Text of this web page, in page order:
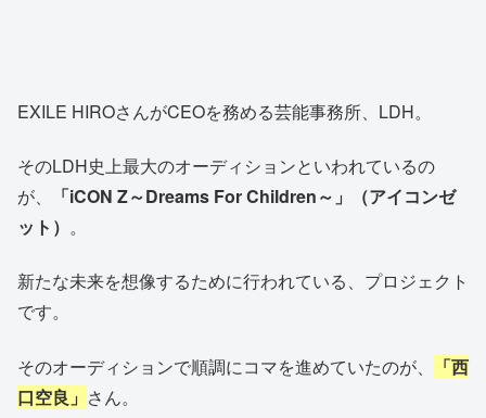
EXILE HIROさんがCEOを務める芸能事務所、LDH。
そのLDH史上最大のオーディションといわれているの
が、
「iCON Z～Dreams For Children～」（アイコンゼ
ット） 。
新たな未来を想像するために行われている、プロジェクト
です。
そのオーディションで順調にコマを進めていたのが、
「西
口空良」 さん。